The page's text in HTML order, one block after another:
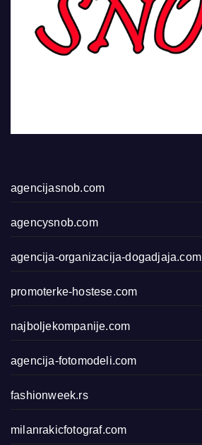
agencijasnob.com
agencysnob.com
agencija-organizacija-dogadjaja.com
promoterke-hostese.com
najboljekompanije.com
agencija-fotomodeli.com
fashionweek.rs
milanrakicfotograf.com